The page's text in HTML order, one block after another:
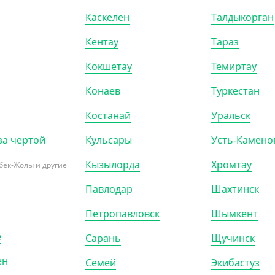
чертой
Жолы и другие
Каскелен
Кентау
Кокшетау
Конаев
Костанай
Кульсары
Кызылорда
Павлодар
Петропавловск
Сарань
Семей
Талдыкорган
Тараз
Темиртау
Туркестан
Уральск
Усть-
Хромтау
Шахтинск
Шымкент
Щучинск
Экибастуз